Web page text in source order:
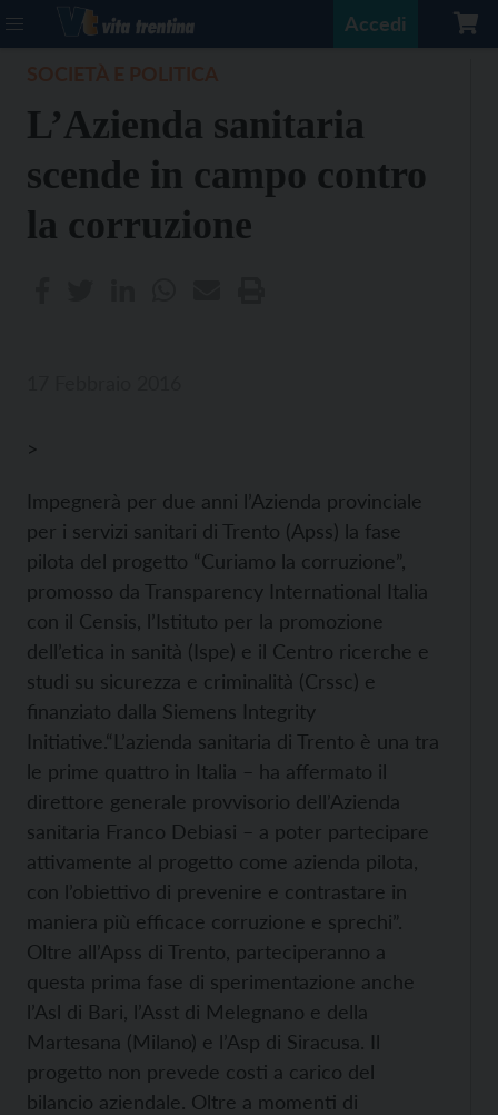
Accedi
L’Azienda sanitaria
scende in campo contro
la corruzione
>
Impegnerà per due anni l’Azienda provinciale
per i servizi sanitari di Trento (Apss) la fase
pilota del progetto “Curiamo la corruzione”,
promosso da Transparency International Italia
con il Censis, l’Istituto per la promozione
dell’etica in sanità (Ispe) e il Centro ricerche e
studi su sicurezza e criminalità (Crssc) e
finanziato dalla Siemens Integrity
Initiative.“L’azienda sanitaria di Trento è una tra
le prime quattro in Italia – ha affermato il
direttore generale provvisorio dell’Azienda
sanitaria Franco Debiasi – a poter partecipare
attivamente al progetto come azienda pilota,
con l’obiettivo di prevenire e contrastare in
maniera più efficace corruzione e sprechi”.
Oltre all’Apss di Trento, parteciperanno a
questa prima fase di sperimentazione anche
l’Asl di Bari, l’Asst di Melegnano e della
Martesana (Milano) e l’Asp di Siracusa. Il
progetto non prevede costi a carico del
bilancio aziendale. Oltre a momenti di